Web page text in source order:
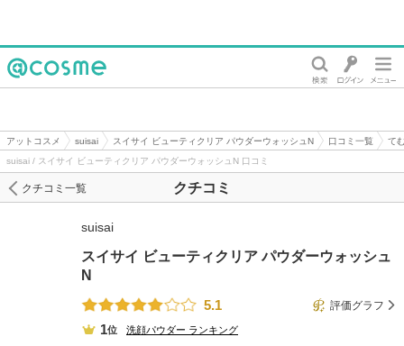
アットコスメ suisai スイサイ ビューティクリア パウダーウォッシュN 口コミ一覧
て
suisai / スイサイ ビューティクリア パウダーウォッシュN 口コミ
クチコミ
クチコミ一覧
suisai
スイサイ ビューティクリア パウダーウォッシュ
N
5.1
評価グラフ
1位 洗顔パウダー ランキング